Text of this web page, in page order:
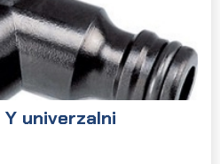
univerzalni